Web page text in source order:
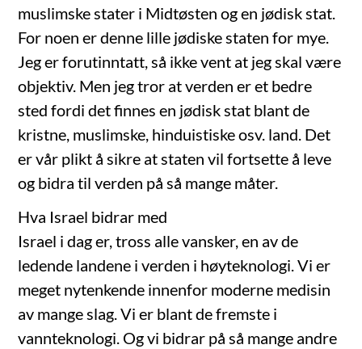
muslimske stater i Midtøsten og en jødisk stat.
For noen er denne lille jødiske staten for mye.
Jeg er forutinntatt, så ikke vent at jeg skal være
objektiv. Men jeg tror at verden er et bedre
sted fordi det finnes en jødisk stat blant de
kristne, muslimske, hinduistiske osv. land. Det
er vår plikt å sikre at staten vil fortsette å leve
og bidra til verden på så mange måter.
Hva Israel bidrar med
Israel i dag er, tross alle vansker, en av de
ledende landene i verden i høyteknologi. Vi er
meget nytenkende innenfor moderne medisin
av mange slag. Vi er blant de fremste i
vannteknologi. Og vi bidrar på så mange andre